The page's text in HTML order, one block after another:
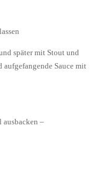
später mit Stout und
aufgefangende Sauce mit
–